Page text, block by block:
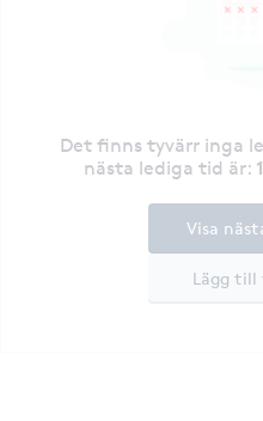
Det finns tyvärr inga
nästa lediga tid är:
Lägg till
Visa